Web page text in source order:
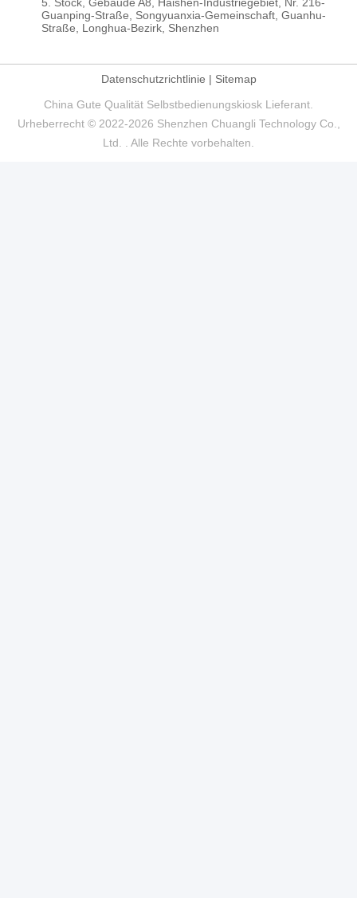
Guanping-Straße, Songyuanxia-Gemeinschaft, Guanhu-
Straße, Longhua-Bezirk, Shenzhen
Datenschutzrichtlinie | Sitemap
China Gute Qualität Selbstbedienungskiosk Lieferant.
Urheberrecht © 2022-2026 Shenzhen Chuangli Technology Co.,
Ltd. . Alle Rechte vorbehalten.